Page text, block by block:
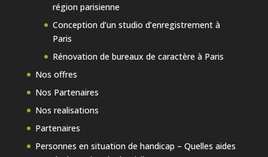
région parisienne
Conception d’un studio d’enregistrement à
Paris
Rénovation de bureaux de caractère à Paris
Nos offres
Nos Partenaires
Nos realisations
Partenaires
Personnes en situation de handicap – Quelles aides